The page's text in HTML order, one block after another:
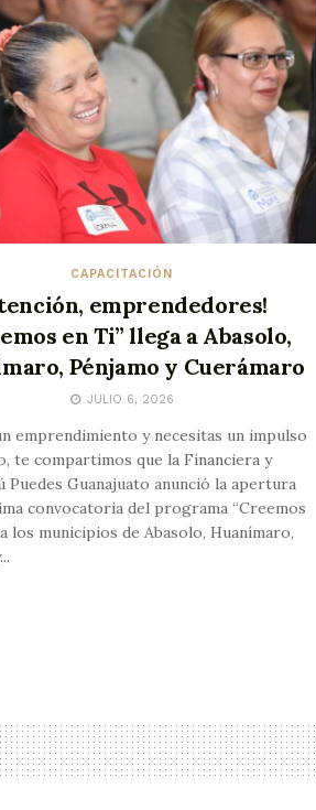
CAPACITACIÓN
emprendedores!
en Ti” llega a Abasolo,
Pénjamo y Cuerámaro
JULIO 6, 2026
emprendimiento y necesitas un impulso
te compartimos que la Financiera y
Puedes Guanajuato anunció la apertura
convocatoria del programa “Creemos
los municipios de Abasolo, Huanímaro,